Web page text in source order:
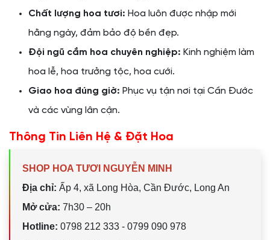
Chất lượng hoa tươi: Hoa luôn được nhập mới
hằng ngày, đảm bảo độ bền đẹp.
Đội ngũ cắm hoa chuyên nghiệp: Kinh nghiệm làm
hoa lễ, hoa trưởng tộc, hoa cưới.
Giao hoa đúng giờ: Phục vụ tận nơi tại Cần Đước
và các vùng lân cận.
Thông Tin Liên Hệ & Đặt Hoa
SHOP HOA TƯƠI NGUYỄN MINH
Địa chỉ: Ấp 4, xã Long Hòa, Cần Đước, Long An
Mở cửa: 7h30 – 20h
Hotline: 0798 212 333 - 0799 090 978